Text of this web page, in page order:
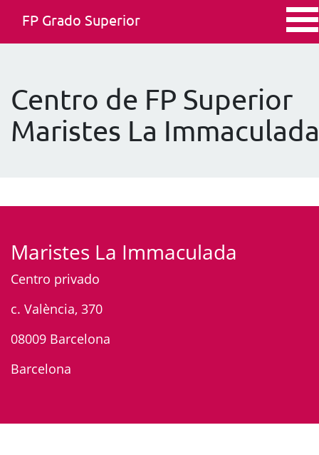
FP Grado Superior
Centro de FP Superior
Maristes La Immaculada
Maristes La Immaculada
Centro privado
c. València, 370
08009 Barcelona
Barcelona